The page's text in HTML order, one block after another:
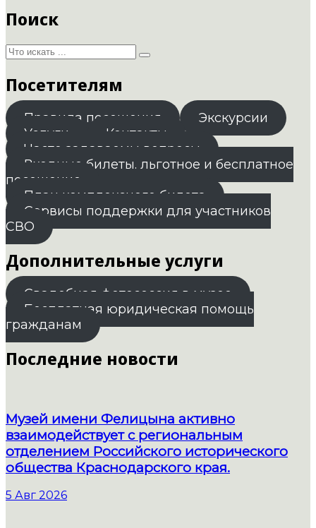
Поиск
Посетителям
Правила посещения
Экскурсии
Услуги
Контакты
Часто задаваемы вопросы
Входные билеты. льготное и бесплатное
посещение
План комплексного билета
Сервисы поддержки для участников
СВО
Дополнительные услуги
Свадебная фотосессия в музее
Бесплатная юридическая помощь
гражданам
Последние новости
Музей имени Фелицына активно
взаимодействует с региональным
отделением Российского исторического
общества Краснодарского края.
5 Авг 2026